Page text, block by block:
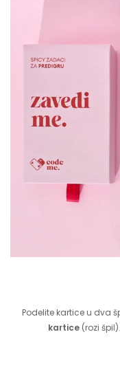
Podelite kartice u dva
kartice (rozi